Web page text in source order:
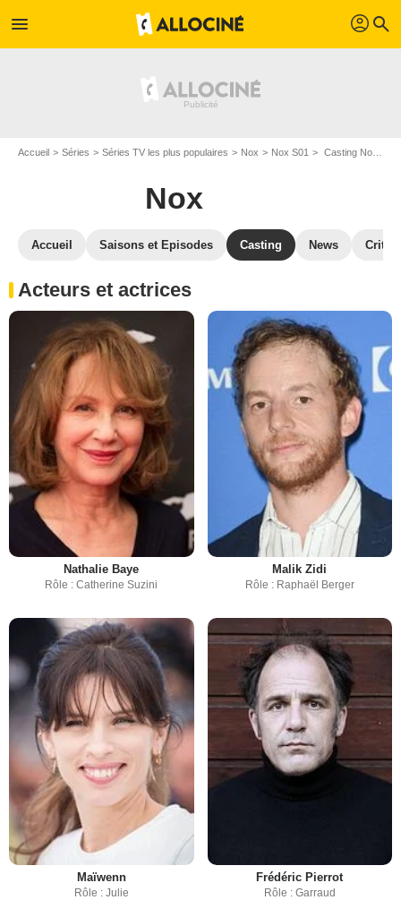
menu profil search
Accueil Séries Séries TV les plus populaires Nox Nox S01 Casting Nox S01
Nox
Accueil Saisons et Episodes Casting News
Acteurs et actrices
Nathalie Baye
Rôle : Catherine Suzini
Malik Zidi
Rôle : Raphaël Berger
Maïwenn
Rôle : Julie
Frédéric Pierrot
Rôle : Garraud